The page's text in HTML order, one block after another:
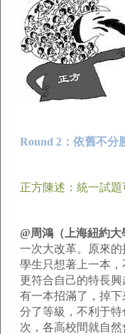
Round 2：依舊不分
正方陳述：統一試題
@周鴻（上海紐約大
一次大改革。原來
學生只想著上一本
更符合自己的特長興
有一本招滿了，掉
分了等級，不利于
次，各高校間就自